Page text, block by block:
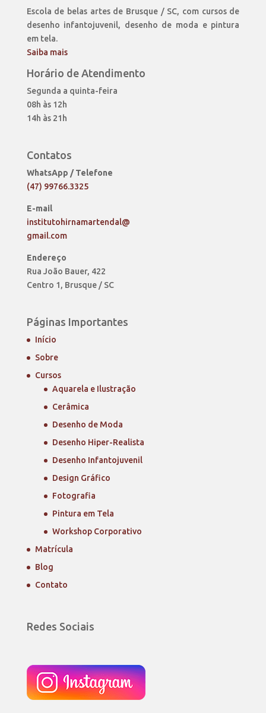
Escola de belas artes de Brusque / SC, com cursos de
desenho infantojuvenil, desenho de moda e pintura
em tela.
Saiba mais
Horário de Atendimento
Segunda a quinta-feira
08h às 12h
14h às 21h
Contatos
WhatsApp / Telefone
(47) 99766.3325
E-mail
institutohirnamartendal@
gmail.com
Endereço
Rua João Bauer, 422
Centro 1, Brusque / SC
Páginas Importantes
Início
Sobre
Cursos
Aquarela e Ilustração
Cerâmica
Desenho de Moda
Desenho Hiper-Realista
Desenho Infantojuvenil
Design Gráfico
Fotografia
Pintura em Tela
Workshop Corporativo
Matrícula
Blog
Contato
Redes Sociais